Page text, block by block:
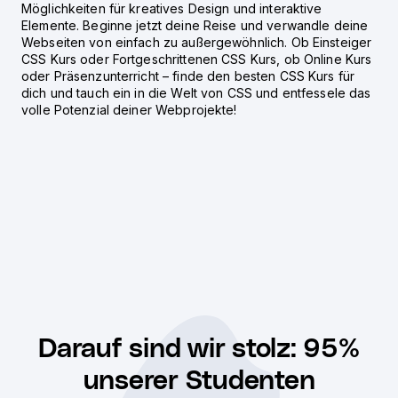
Möglichkeiten für kreatives Design und interaktive
Elemente. Beginne jetzt deine Reise und verwandle deine
Webseiten von einfach zu außergewöhnlich. Ob Einsteiger
CSS Kurs oder Fortgeschrittenen CSS Kurs, ob Online Kurs
oder Präsenzunterricht – finde den besten CSS Kurs für
dich und tauch ein in die Welt von CSS und entfessele das
volle Potenzial deiner Webprojekte!
Darauf sind wir stolz: 95%
unserer Studenten